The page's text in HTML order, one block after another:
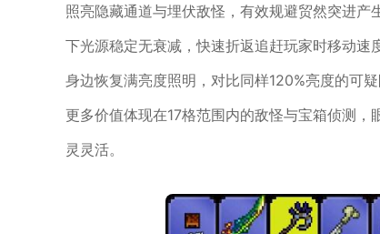
照亮隐藏通道与埋伏敌怪，有效规避贸然突进
下光源稳定无衰减，快速折返追赶玩家时移动
身边恢复满亮度照明，对比同样120%亮度的可
更多价值体现在17格范围内的敌怪与宝箱侦测
灵灵活。